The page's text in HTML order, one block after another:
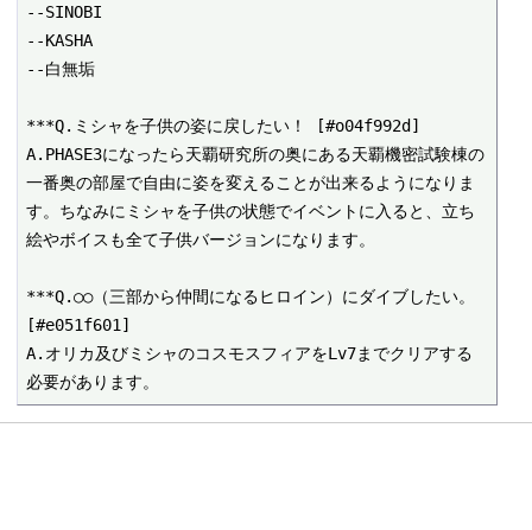
--SINOBI
--KASHA
--白無垢
***Q.ミシャを子供の姿に戻したい！ [#o04f992d]
A.PHASE3になったら天覇研究所の奥にある天覇機密試験棟の
一番奥の部屋で自由に姿を変えることが出来るようになりま
す。ちなみにミシャを子供の状態でイベントに入ると、立ち
絵やボイスも全て子供バージョンになります。
***Q.○○（三部から仲間になるヒロイン）にダイブしたい。
[#e051f601]
A.オリカ及びミシャのコスモスフィアをLv7までクリアする